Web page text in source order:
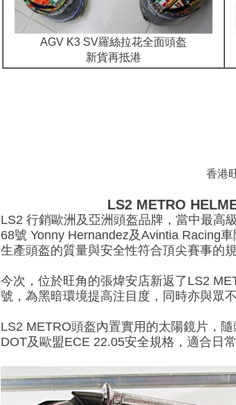
AGV K3 SV羅絲拉花全面頭盔
新貨再抵港
香港
LS2 METRO
LS2 行銷歐洲及亞洲頭盔品牌，當中最高
68號 Yonny Hernandez及Avintia Racing
生產頭盔的質量與安全性符合頂尖賽事的規
今次，位於旺角的張煒安店新返了LS2
號，為黑暗環境提高注目度，同時亦與眾
LS2 METRO頭盔內置實用的太陽鏡片，
DOT及歐盟ECE 22.05安全規格，適合日常